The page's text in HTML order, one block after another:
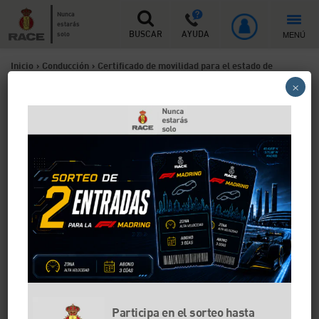
Nunca
estarás
solo
BUSCAR AYUDA MENÚ
Inicio > Conducción > Certificado de movilidad para el estado de
Certificado de movilidad
para el estado de alarma en
Madrid: resolvemos las
dudas más comunes
Las limitaciones de movilidad decretadas por el
Gobierno de España debido a la crisis sanitaria y el
estado de alarma ha despertado muchas dudas sobre
te contamos todo lo que necesitas saber.
Participa en el sorteo hasta
×